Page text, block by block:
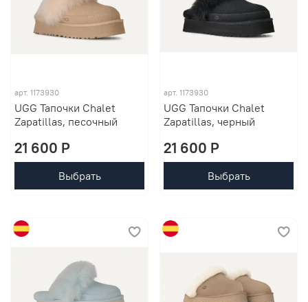
арт. 1173930
UGG Тапочки Chalet
Zapatillas, песочный
21 600 P
Выбрать
арт. 1173930
UGG Тапочки Chalet
Zapatillas, черный
21 600 P
Выбрать